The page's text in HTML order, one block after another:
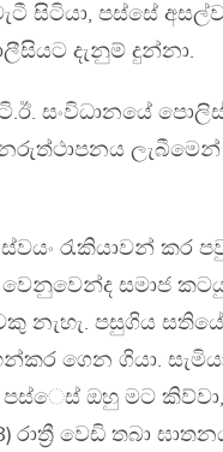
සිටියා, පස්සේ
දැනුම් දුන්නා.
සංවිධානයේ
ස්වයං රැකියාවන් කර
සමාජ
නැහැ. පසුගිය
ගෙන ගියා.
පස්ෙස් ඔහු මට
රාත්‍රී වෙඩි තබා